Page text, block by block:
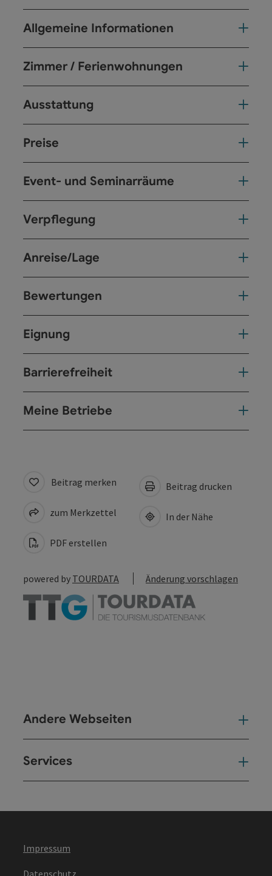
Allgemeine Informationen
Zimmer / Ferienwohnungen
Ausstattung
Preise
Event- und Seminarräume
Verpflegung
Anreise/Lage
Bewertungen
Eignung
Barrierefreiheit
Meine Betriebe
Beitrag merken
zum Merkzettel
PDF erstellen
Beitrag drucken
In der Nähe
powered by TOURDATA Änderung vorschlagen
Andere Webseiten
Services
Impressum
Datenschutz